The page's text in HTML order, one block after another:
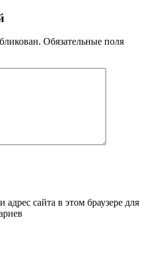
Обязательные поля
сайта в этом браузере для